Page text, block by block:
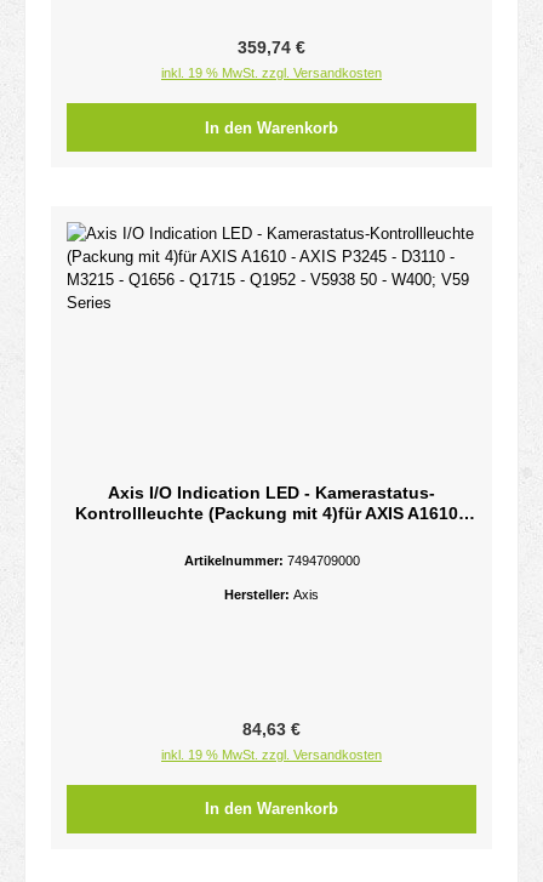
Regulärer Preis:
359,74 €
inkl. 19 % MwSt. zzgl. Versandkosten
In den Warenkorb
Axis I/O Indication LED - Kamerastatus-
Kontrollleuchte (Packung mit 4)für AXIS A1610 -
Q1952 - V5938 50 - W400; V59 Series
Artikelnummer: 7494709000
Hersteller: Axis
Regulärer Preis:
84,63 €
inkl. 19 % MwSt. zzgl. Versandkosten
In den Warenkorb